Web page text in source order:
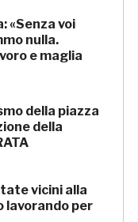
«Senza voi
nulla.
e maglia
della piazza
della
vicini alla
lavorando per